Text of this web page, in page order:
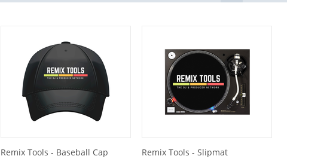
Remix Tools - Baseball Cap Remix Tools - Slipmat